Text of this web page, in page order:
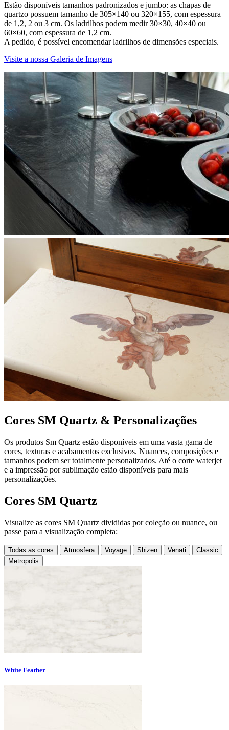
Estão disponíveis tamanhos padronizados e jumbo: as chapas de
quartzo possuem tamanho de 305×140 ou 320×155, com espessura
de 1,2, 2 ou 3 cm. Os ladrilhos podem medir 30×30, 40×40 ou
60×60, com espessura de 1,2 cm.
A pedido, é possível encomendar ladrilhos de dimensões especiais.
Visite a nossa Galeria de Imagens
Cores SM Quartz & Personalizações
Os produtos Sm Quartz estão disponíveis em uma vasta gama de
cores, texturas e acabamentos exclusivos. Nuances, composições e
tamanhos podem ser totalmente personalizados. Até o corte waterjet
e a impressão por sublimação estão disponíveis para mais
personalizações.
Cores SM Quartz
Visualize as cores SM Quartz divididas por coleção ou nuance, ou
passe para a visualização completa:
Todas as cores Atmosfera Voyage Shizen Venati
Classic
Metropolis
White Feather